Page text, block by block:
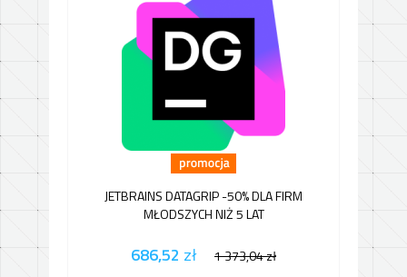
JETBRAINS DATAGRIP -50% DLA FIRM
MŁODSZYCH NIŻ 5 LAT
686,52 zł 1 373,04zł